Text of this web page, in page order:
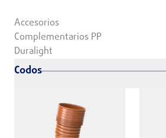
Accesorios
Complementarios PP
Duralight
Codos